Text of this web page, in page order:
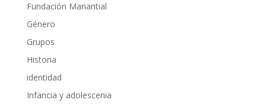
Fundación Manantial
Género
Grupos
Historia
identidad
Infancia y adolescenia